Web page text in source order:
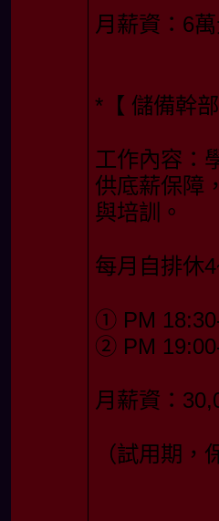
月薪資：6
*【 儲備幹
工作內容：
供底薪保障
與培訓。
每月自排休
① PM
② PM
月薪資：
（試用期，